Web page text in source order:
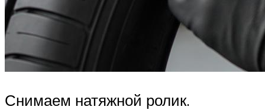
Снимаем натяжной ролик.